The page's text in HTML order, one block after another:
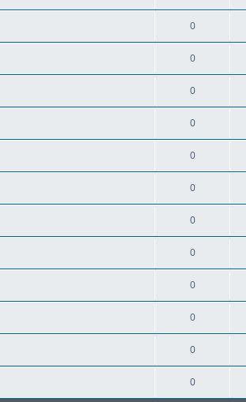
0
0
0
0
0
0
0
0
0
0
0
0